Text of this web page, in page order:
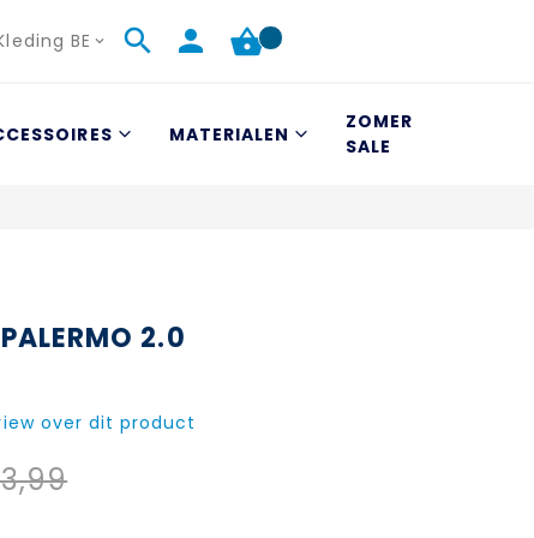
BE
MATERIALEN
ZOMER
SALE
2.0
over dit product